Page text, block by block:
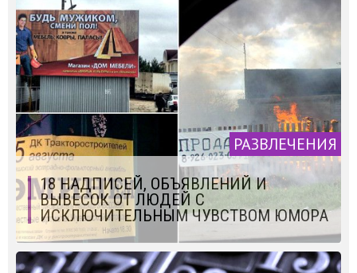
РАЗВЛЕЧЕНИЯ
18 НАДПИСЕЙ, ОБЪЯВЛЕНИЙ И
ВЫВЕСОК ОТ ЛЮДЕЙ С
ИСКЛЮЧИТЕЛЬНЫМ ЧУВСТВОМ ЮМОРА